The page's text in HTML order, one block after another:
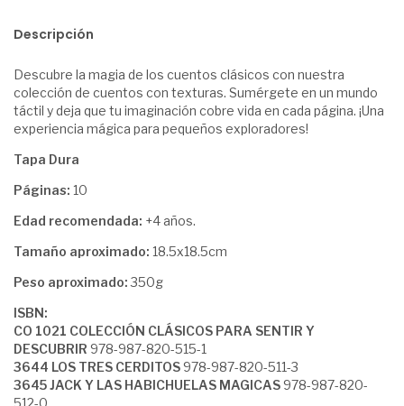
Descripción
Descubre la magia de los cuentos clásicos con nuestra
colección de cuentos con texturas. Sumérgete en un mundo
táctil y deja que tu imaginación cobre vida en cada página. ¡Una
experiencia mágica para pequeños exploradores!
Tapa Dura
Páginas: 10
Edad recomendada: +4 años.
Tamaño aproximado: 18.5x18.5cm
Peso aproximado:350g
ISBN:
CO 1021 COLECCIÓN CLÁSICOS PARA SENTIR Y
DESCUBRIR 978-987-820-515-1
3644 LOS TRES CERDITOS 978-987-820-511-3
3645 JACK Y LAS HABICHUELAS MAGICAS 978-987-820-
512-0